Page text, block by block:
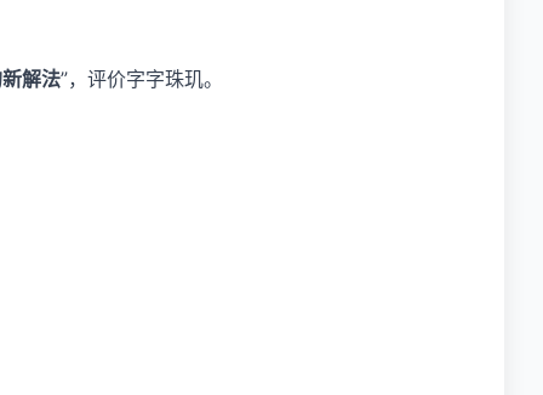
解法”，评价字字珠玑。